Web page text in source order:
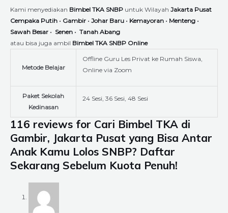
Kami menyediakan Bimbel TKA SNBP untuk Wilayah Jakarta Pusat
Cempaka Putih • Gambir • Johar Baru • Kemayoran • Menteng •
Sawah Besar • Senen • Tanah Abang
atau bisa juga ambil Bimbel TKA SNBP Online
Metode Belajar
Offline Guru Les Privat ke Rumah Siswa,
Online via Zoom
Paket Sekolah
Kedinasan
24 Sesi, 36 Sesi, 48 Sesi
116 reviews for Cari Bimbel TKA di
Gambir, Jakarta Pusat yang Bisa Antar
Anak Kamu Lolos SNBP? Daftar
Sekarang Sebelum Kuota Penuh!